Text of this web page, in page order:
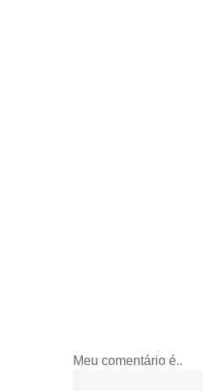
Meu comentário é..